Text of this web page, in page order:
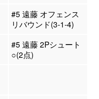
#5 遠藤 オフェンス
リバウンド(3-1-4)
#5 遠藤 2Pシュート
○(2点)